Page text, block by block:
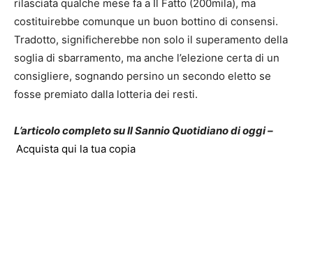
rilasciata qualche mese fa a Il Fatto (200mila), ma
costituirebbe comunque un buon bottino di consensi.
Tradotto, significherebbe non solo il superamento della
soglia di sbarramento, ma anche l’elezione certa di un
consigliere, sognando persino un secondo eletto se
fosse premiato dalla lotteria dei resti.
L’articolo completo su Il Sannio Quotidiano di oggi –
Acquista qui la tua copia